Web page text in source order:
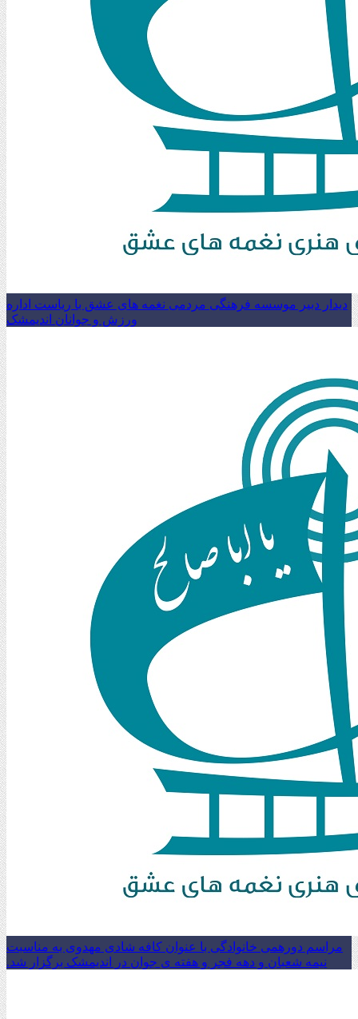
دیدار دبیر موسسه فرهنگی مردمی نغمه های عشق با ریاست اداره
ورزش و جوانان اندیمشک
مراسم دورهمی خانوادگی با عنوان کافه شادی مهدوی به مناسبت
نیمه شعبان و دهه فجر و هفته ی جوان در اندیمشک برگزار شد.